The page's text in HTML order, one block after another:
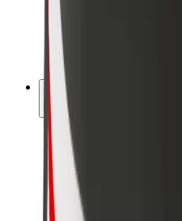
Entreprise
Rejoignez-nous
À propos de Bolt
La durabilité chez Bolt
Project Zero